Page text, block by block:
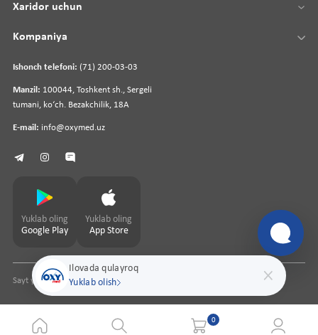
Ilovada qulayroq
Yuklab olish
Ishonch telefoni: (71) 200-03-03
Manzil: 100044, Toshkent sh., Sergeli
tumani, koʻch. Bezakchilik, 18A
E-mail: info@oxymed.uz
Xaridor uchun
Kompaniya
Yuklab oling
Google Play
Yuklab oling
App Store
Sayt yaratuvchipharmit.uz
0